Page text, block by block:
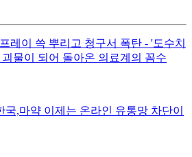
레이 쓱 뿌리고 청구서 폭탄 - '도수치
물이 되어 돌아온 의료계의 꼼수
,마약 이제는 온라인 유통망 차단이